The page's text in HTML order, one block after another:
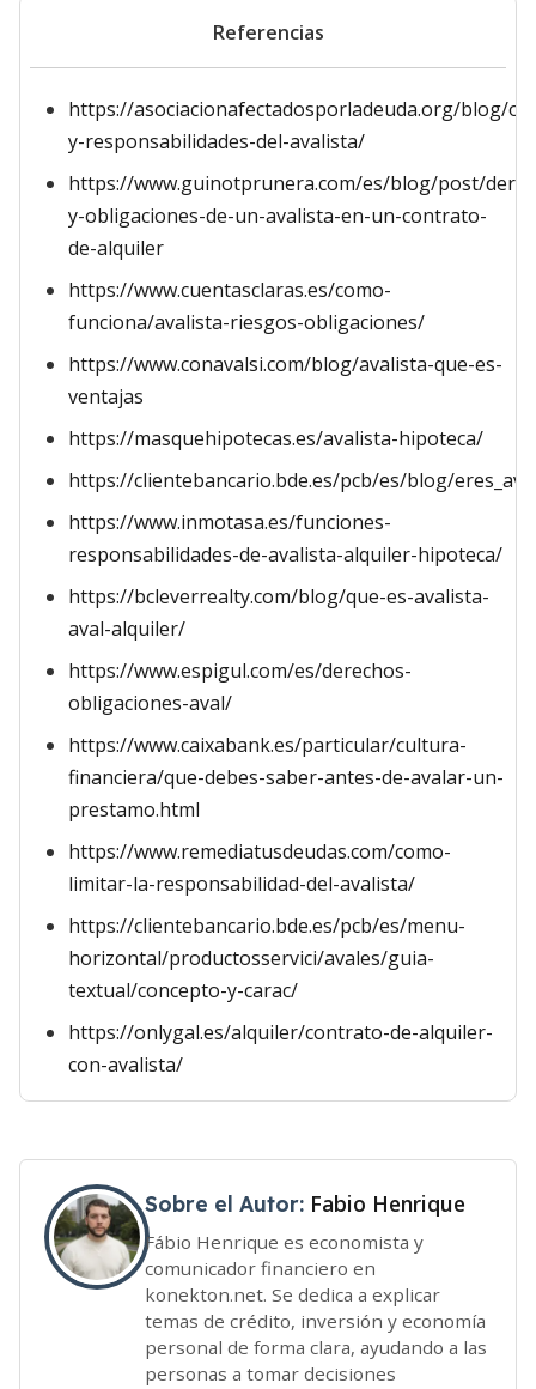
Referencias
https://asociacionafectadosporladeuda.org/blog/
y-responsabilidades-del-avalista/
https://www.guinotprunera.com/es/blog/post/
y-obligaciones-de-un-avalista-en-un-contrato-
de-alquiler
https://www.cuentasclaras.es/como-
funciona/avalista-riesgos-obligaciones/
https://www.conavalsi.com/blog/avalista-que-es-
ventajas
https://masquehipotecas.es/avalista-hipoteca/
https://clientebancario.bde.es/pcb/es/blog/
https://www.inmotasa.es/funciones-
responsabilidades-de-avalista-alquiler-hipoteca/
https://bcleverrealty.com/blog/que-es-avalista-
aval-alquiler/
https://www.espigul.com/es/derechos-
obligaciones-aval/
https://www.caixabank.es/particular/cultura-
financiera/que-debes-saber-antes-de-avalar-un-
prestamo.html
https://www.remediatusdeudas.com/como-
limitar-la-responsabilidad-del-avalista/
https://clientebancario.bde.es/pcb/es/menu-
horizontal/productosservici/avales/guia-
textual/concepto-y-carac/
https://onlygal.es/alquiler/contrato-de-alquiler-
con-avalista/
Sobre el Autor: Fabio Henrique
Fábio Henrique es economista y
comunicador financiero en
konekton.net. Se dedica a explicar
temas de crédito, inversión y economía
personal de forma clara, ayudando a las
personas a tomar decisiones